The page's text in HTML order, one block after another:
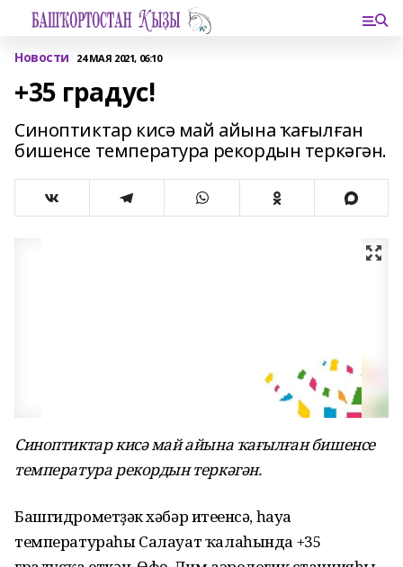
Новости 24 МАЯ 2021, 06:10
+35 градус!
Синоптиктар кисә май айына ҡағылған
бишенсе температура рекордын теркәгән.
Синоптиктар кисә май айына ҡағылған бишенсе
температура рекордын теркәгән.
Башгидрометүҙәк хәбәр итеүенсә, һауа
температураһы Салауат ҡалаһында +35